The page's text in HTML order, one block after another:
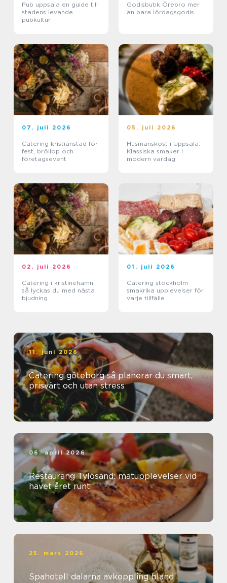
Pub uppsala en guide till
stadens levande
pubkultur
Godisbutik Örebro mer
än bara lördagsgodis
07. juli 2026
Catering kristianstad för
fest, bröllop och
företagsevent
05. juli 2026
Husmanskost i Uppsala:
Klassiska smaker i
modern vardag
02. juli 2026
Catering i kristinehamn
så lyckas du med nästa
bjudning
01. juli 2026
Catering stockholm
smakrika upplevelser för
varje tillfälle
11. juni 2026
Catering göteborg så planerar du smart,
prisvärt och utan stress
06. april 2026
Restaurang Tylösand: matupplevelser vid
havet året runt
25. mars 2026
Spahotell dalarna avkoppling bland